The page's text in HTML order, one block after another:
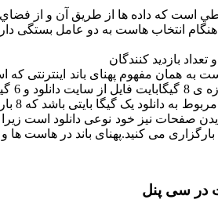
هنگام انتخاب هاست به دو عامل بستگی
به همان مفهوم پهنای باند اینترنتی
می کنید.پهنای باند در هاست
در سی پنل